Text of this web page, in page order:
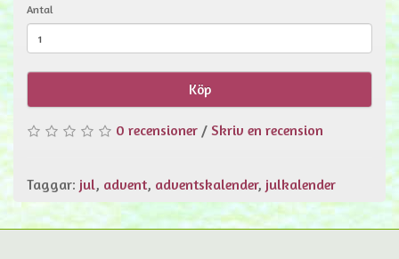
Antal
Köp
0 recensioner / Skriv en recension
Taggar: jul, advent, adventskalender, julkalender